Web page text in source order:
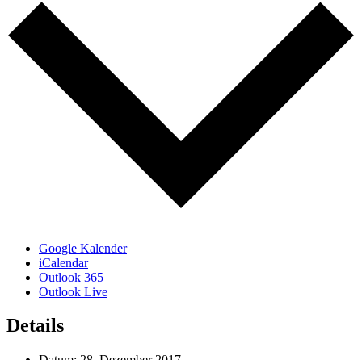
Google Kalender
iCalendar
Outlook 365
Outlook Live
Details